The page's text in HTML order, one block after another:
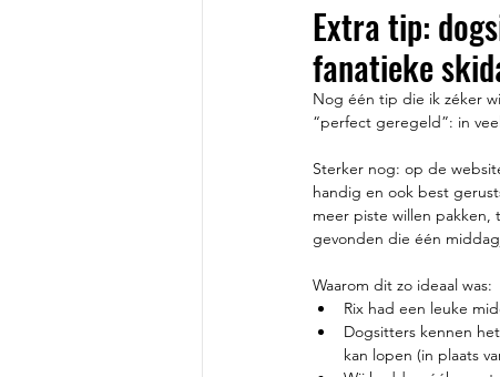
Extra tip:
fanatieke
Nog één tip die ik zéker
“perfect geregeld”: in
Sterker nog: op de
handig en ook best
meer piste willen
gevonden die één
Waarom dit zo ideaal was:
Rix had een leuke
Dogsitters kennen
kan lopen (in plaats